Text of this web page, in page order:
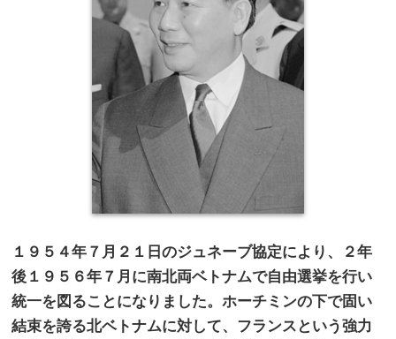
１９５４年７月２１日のジュネーブ協定により、２年
後１９５６年７月に南北両ベトナムで自由選挙を行い
統一を図ることになりました。ホーチミンの下で固い
結束を誇る北ベトナムに対して、フランスという強力